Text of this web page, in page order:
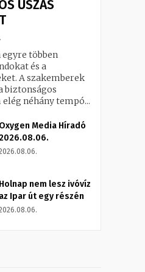
ÚSZÁS
egyre többen
és a
A szakemberek
biztonságos
néhány tempó...
Oxygen Media Híradó
2026.08.06.
Holnap nem lesz ivóvíz
az Ipar út egy részén